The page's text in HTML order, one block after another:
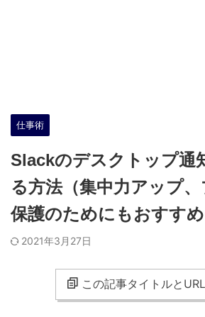
仕事術
Slackのデスクトップ通
る方法（集中力アップ
保護のためにもおすすめ
2021年3月27日
この記事タイトルと